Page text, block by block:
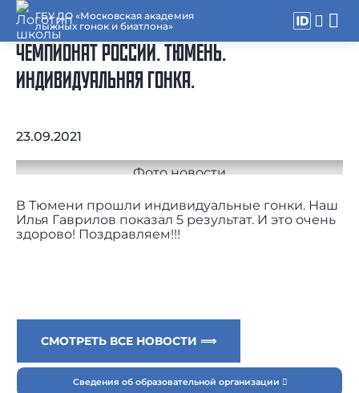
ГБУ ДО «Московская академия
лыжных гонок и биатлона»
ЧЕМПИОНАТ РОССИИ. ТЮМЕНЬ.
ИНДИВИДУАЛЬНАЯ ГОНКА.
23.09.2021
В Тюмени прошли индивидуальные гонки. Наш
Илья Гаврилов показал 5 результат. И это очень
здорово! Поздравляем!!!
СМОТРЕТЬ ВСЕ НОВОСТИ ⟹
Сведения об образовательной организации